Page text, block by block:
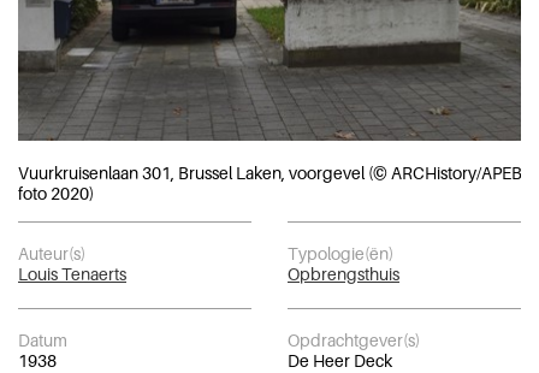
Vuurkruisenlaan 301, Brussel Laken, voorgevel (© ARCHistory/APEB,
foto 2020)
Auteur(s)
Louis Tenaerts
Typologie(ën)
Opbrengsthuis
Datum
1938
Opdrachtgever(s)
De Heer Deck